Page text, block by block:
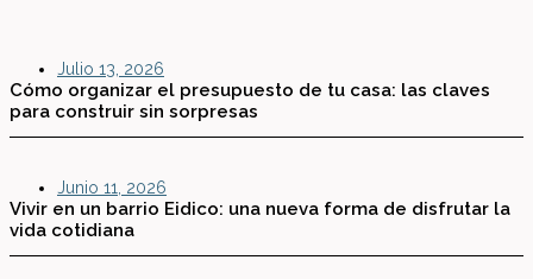
Julio 13, 2026
Cómo organizar el presupuesto de tu casa: las claves
para construir sin sorpresas
Junio 11, 2026
Vivir en un barrio Eidico: una nueva forma de disfrutar la
vida cotidiana